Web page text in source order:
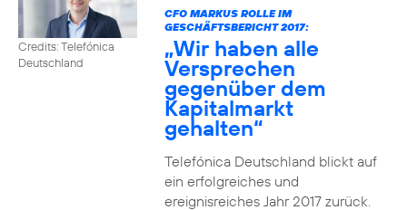
Credits: Telefónica
Deutschland
CFO MARKUS ROLLE IM
GESCHÄFTSBERICHT 2017:
„Wir haben alle
Versprechen
gegenüber dem
Kapitalmarkt
gehalten“
Telefónica Deutschland blickt auf
ein erfolgreiches und
ereignisreiches Jahr 2017 zurück.